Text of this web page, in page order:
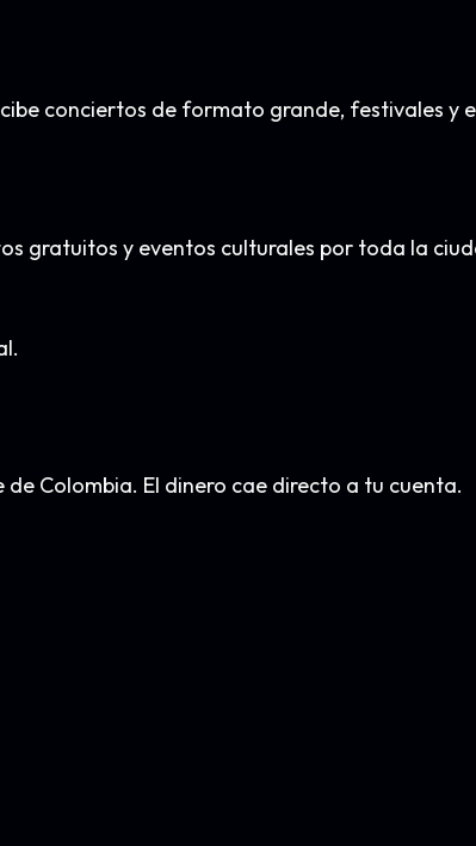
conciertos de formato grande, festivales y
gratuitos y eventos culturales por toda la
Colombia. El dinero cae directo a tu cuenta.